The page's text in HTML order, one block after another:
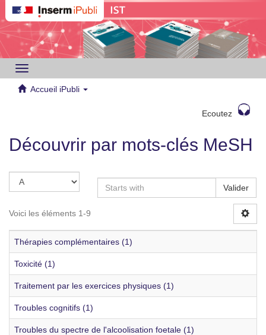
Toggle
navigation
Accueil iPubli
Ecoutez
Découvrir par mots-clés MeSH
Valider
Voici les éléments 1-9
Thérapies complémentaires (1)
Toxicité (1)
Traitement par les exercices physiques (1)
Troubles cognitifs (1)
Troubles du spectre de l'alcoolisation foetale (1)